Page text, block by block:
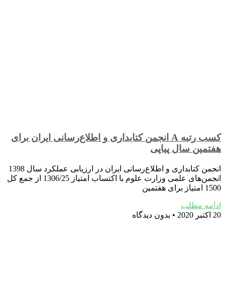
کسب رتبه A انجمن کتابداری و اطلاع‌رسانی ایران برای
هفتمین سال پیاپی
انجمن کتابداری و اطلاع‌رسانی ایران در ارزیابی عملکرد سال 1398
انجمن‌های علمی وزارت علوم با اکتساب امتیاز 1306/25 از جمع کل
1500 امتیاز برای هفتمین
ادامه مطلب
20 اکتبر 2020
بدون دیدگاه